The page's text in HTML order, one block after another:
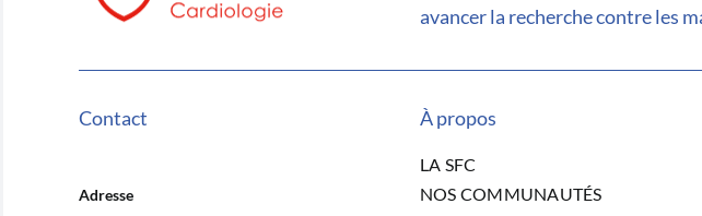
avancer la recherche contre les
Contact
Adresse
À propos
LA SFC
NOS COMMUNAUTÉS